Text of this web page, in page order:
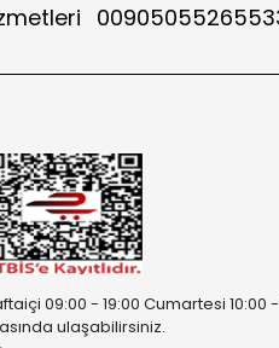
09:00 - 19:00 Cumartesi 10:00
ulaşabilirsiniz.